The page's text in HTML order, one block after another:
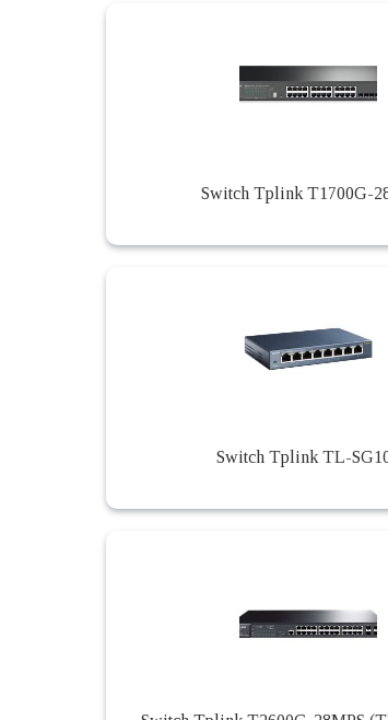
Switch Tplink T1700G-
Switch Tplink TL-